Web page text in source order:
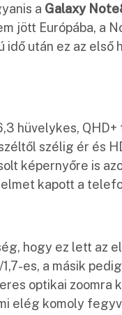
a Galaxy
jött Európába, a
idő után ez az első
hüvelykes,
szélig ér és
képernyőre is
kapott a
hogy ez lett az
es, a másik
optikai zoomra
elég komoly